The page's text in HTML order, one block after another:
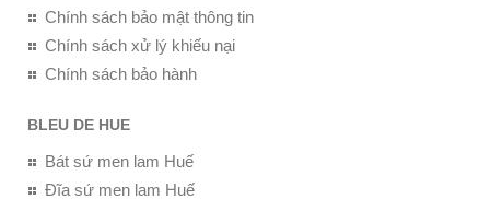
Chính sách bảo mật thông tin
Chính sách xử lý khiếu nại
Chính sách bảo hành
BLEU DE HUE
Bát sứ men lam Huế
Đĩa sứ men lam Huế